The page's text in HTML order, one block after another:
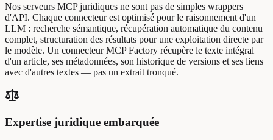
Nos serveurs MCP juridiques ne sont pas de simples wrappers
d'API. Chaque connecteur est optimisé pour le raisonnement d'un
LLM : recherche sémantique, récupération automatique du contenu
complet, structuration des résultats pour une exploitation directe par
le modèle. Un connecteur MCP Factory récupère le texte intégral
d'un article, ses métadonnées, son historique de versions et ses liens
avec d'autres textes — pas un extrait tronqué.
Expertise juridique embarquée